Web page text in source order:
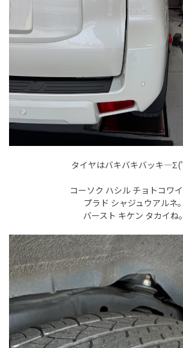
タイヤはバキバキバッキ―Σ(
コーソク ハシル チョトコワイ
プラド シャジュウアルネ。
バースト キケン タカイね。